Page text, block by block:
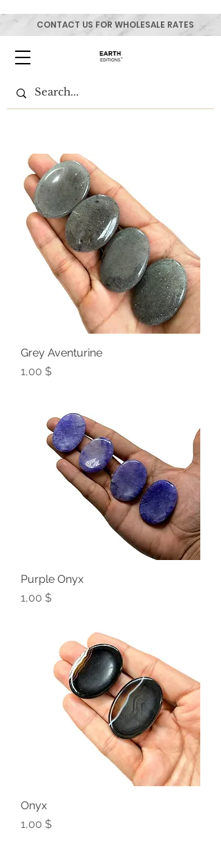
CONTACT US FOR WHOLESALE RATES
Grey Aventurine
Preis
1,00 $
Purple Onyx
Preis
1,00 $
Onyx
Preis
1,00 $